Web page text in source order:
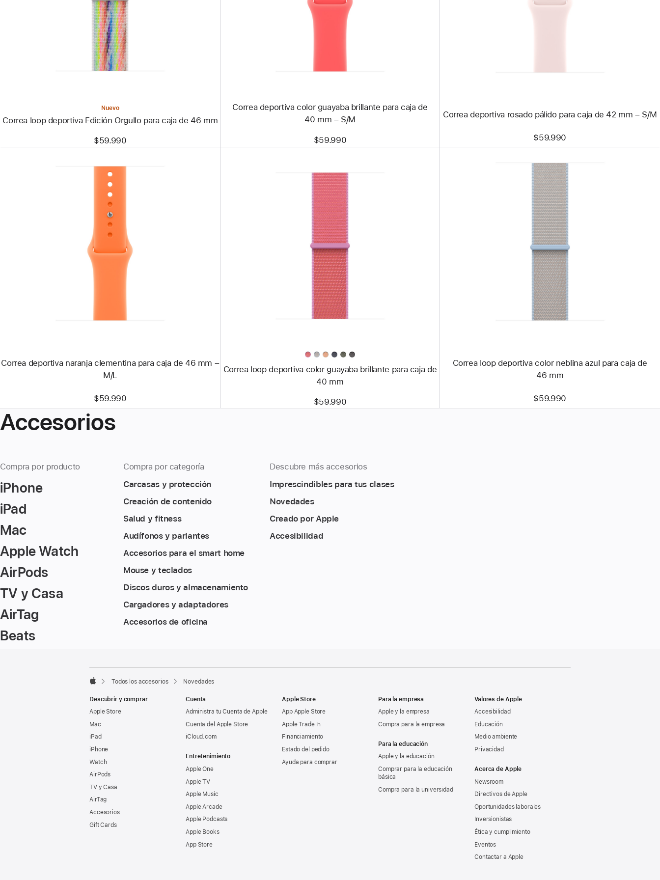
-
Correa
loop
deportiva
Edición
Orgullo
para
caja
de
Nuevo
Correa loop deportiva Edición Orgullo para caja de 46 mm
$59.990
-
deportiva
de
Correa deportiva color guayaba brillante para caja de
40 mm – S/M
$59.990
-
42 mm
Correa deportiva rosado pálido para caja de 42 mm – S/M
$59.990
Anterior
Imagen
-
deportiva
46 mm
Correa deportiva naranja clementina para caja de 46 mm –
M/L
$59.990
Anterior
Imagen
-
Correa
loop
deportiva
color
guayaba
brillante
para
caja
Correa loop deportiva color guayaba brillante para caja de
40 mm
$59.990
Anterior
Imagen
-
Correa
loop
deportiva
color
neblina
azul
para
caja
Correa loop deportiva color neblina azul para caja de
46 mm
$59.990
Accesorios
Compra por producto
iPhone
iPad
Mac
Apple Watch
AirPods
TV y Casa
AirTag
Beats
Compra por categoría
Carcasas y protección
Creación de contenido
Salud y fitness
Audífonos y parlantes
Accesorios para el smart home
Mouse y teclados
Discos duros y almacenamiento
Cargadores y adaptadores
Accesorios de oficina
Descubre más accesorios
Imprescindibles para tus clases
Novedades
Creado por Apple
Accesibilidad
a
pie
de
página
a
pie
de
página
Todos los accesorios Novedades
Descubrir y comprar
Apple Store
Mac
iPad
iPhone
Watch
AirPods
TV y Casa
AirTag
Accesorios
Gift Cards
Cuenta
Administra tu Cuenta de Apple
Cuenta del Apple Store
iCloud.com
Entretenimiento
Apple One
Apple TV
Apple Music
Apple Arcade
Apple Podcasts
Apple Books
App Store
Apple Store
App Apple Store
Apple Trade In
Financiamiento
Estado del pedido
Ayuda para comprar
Para la empresa
Apple y la empresa
Compra para la empresa
Para la educación
Apple y la educación
Comprar para la educación
básica
Compra para la universidad
Valores de Apple
Accesibilidad
Educación
Medio ambiente
Privacidad
Acerca de Apple
Newsroom
Directivos de Apple
Oportunidades laborales
Inversionistas
Ética y cumplimiento
Eventos
Contactar a Apple